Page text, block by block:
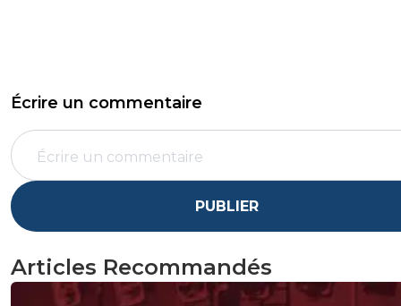
Écrire un commentaire
PUBLIER
Articles Recommandés